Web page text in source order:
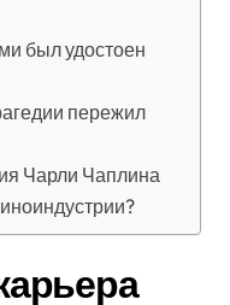
был удостоен
пережил
Чарли Чаплина